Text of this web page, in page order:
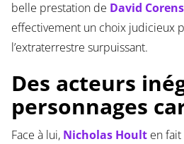
belle prestation de David
effectivement un choix judicieux
l’extraterrestre surpuissant.
Des acteurs
personnages
Face à lui, Nicholas Hoult en fait